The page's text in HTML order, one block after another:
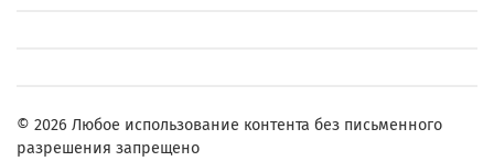
© 2026 Любое использование контента без письменного
разрешения запрещено